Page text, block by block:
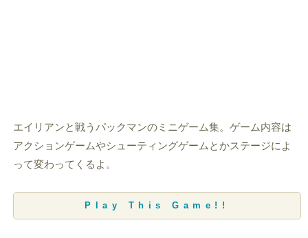
エイリアンと戦うパックマンのミニゲーム集。ゲーム内容は
アクションゲームやシューティングゲームとかステージによ
って変わってくるよ。
Play This Game!!